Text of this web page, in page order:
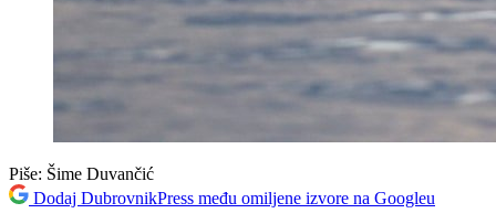
Piše: Šime Duvančić
Dodaj DubrovnikPress među omiljene izvore na Googleu